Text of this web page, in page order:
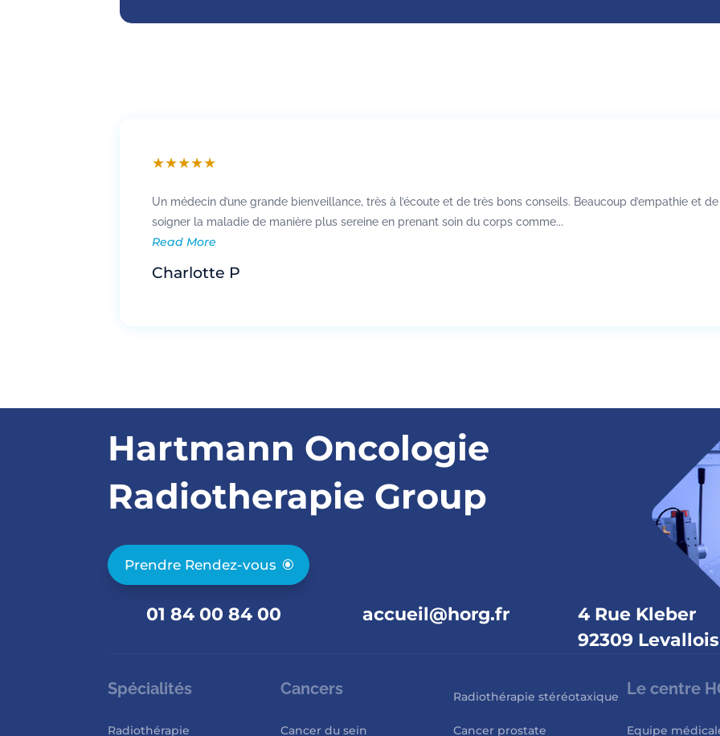
★★★★★
Un médecin d’une grande bienveillance, très à l’écoute et de très bons conseils. Beaucoup d’empathie et
soigner la maladie de manière plus sereine en prenant soin du corps comme...
Read More
Charlotte P
Hartmann Oncologie
Radiotherapie Group
Prendre Rendez-vous
01 84 00 84 00 accueil@horg.fr
4 Rue Kleber
92309
Spécialités
Radiothérapie
Cancers
Cancer du sein
Radiothérapie stéréotaxique
Cancer prostate
Le centre
Equipe